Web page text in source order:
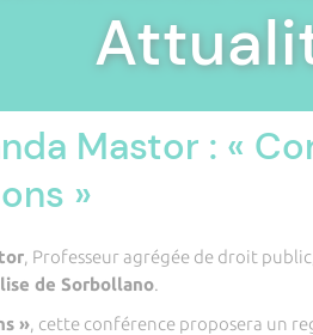
Mastor : «
»
, Professeur agrégée de droit
de Sorbollano.
», cette conférence proposera un